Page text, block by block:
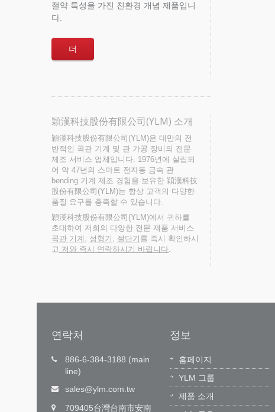
절약 특성을 가진 친환경 개념 제품입니
다.
더
穎漢科技股份有限公司(YLM) 소개
穎漢科技股份有限公司(YLM)은 대만의 전
반적인 곡관 기계 및 관 가공 장비의 전문
제조 서비스 업체입니다. 1976년에 설립되
어 약 47년의 스마트 전자동 금속 관
bending 기계 제조 경험을 보유한 穎漢科技
股份有限公司(YLM)는 항상 고객의 다양한
품질 요구를 충족할 수 있습니다.
穎漢科技股份有限公司(YLM)에서 귀하를
초대하여 저희의 다양한 전문 제품 서비스
곡관 기계 , 성형기 , 절단기 를 즉시 확인하시
고 저와 즉시 연락하시기 바랍니다.
연락처
886-6-384-3188 (main
line)
sales@ylm.com.tw
709405台灣台南市安南
정보
홈페이지
YLM 그룹
제품 소개
기술 혁신, 가치 창출
잉한 기술(YLM)이 자주 개발한 운영 소프
트웨어, 전문 소프트웨어 엔지니어 팀이
기계 전자 통합 기술을 연구 개발하여 관
굽힘 장비의 선두주자가...